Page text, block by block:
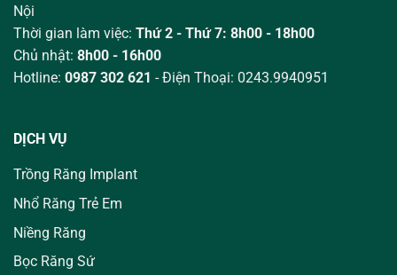
Nội
Thời gian làm việc: Thứ 2 - Thứ 7: 8h00 - 18h00
Chủ nhật: 8h00 - 16h00
Hotline: 0987 302 621 - Điện Thoại: 0243.9940951
DỊCH VỤ
Trồng Răng Implant
Nhổ Răng Trẻ Em
Niềng Răng
Bọc Răng Sứ